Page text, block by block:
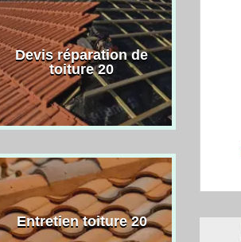
Devis réparation de
toiture 20
Entretien toiture 20